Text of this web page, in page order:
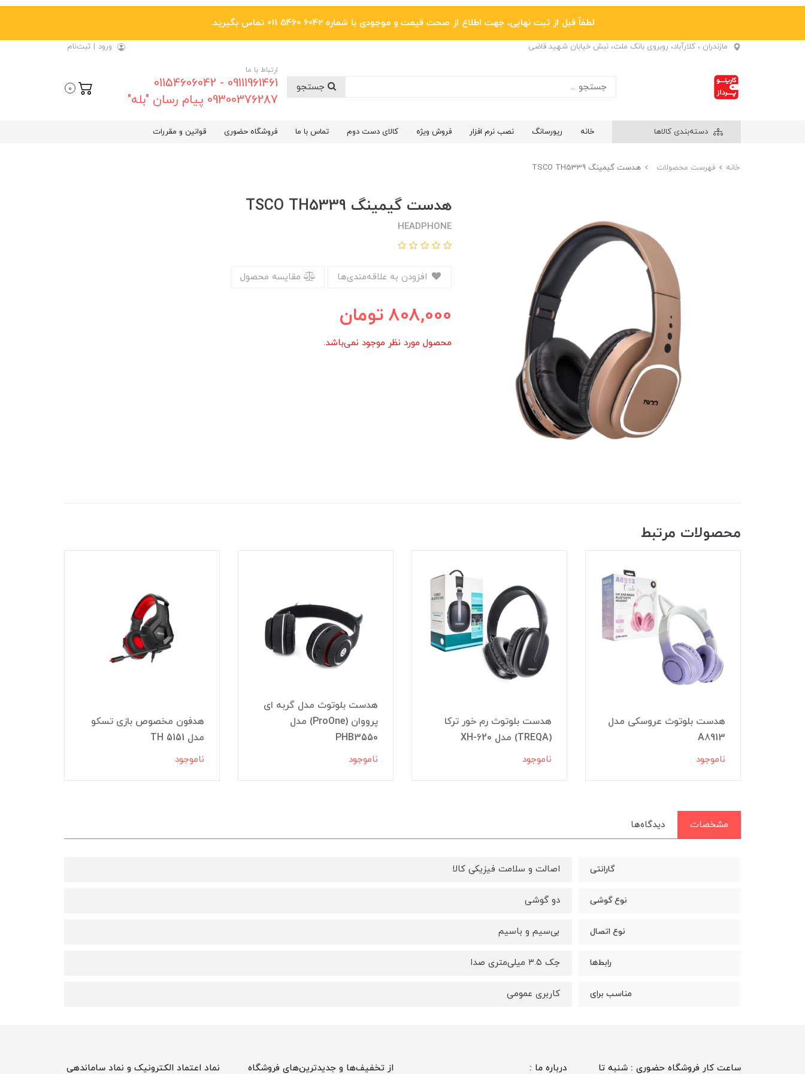
لطفاً قبل از ثبت نهایی، جهت اطلاع از صحت قیمت و موجودی با شماره 6042 5460 011 تماس بگیرید.
مازندران ، کلارآباد، روبروی بانک ملت، نبش خیابان شهید قاضی ورود | ثبت‌نام
ارتباط با ما
09111961461 - 01154606042
09300376287 پیام رسان "بله"
0
دسته‌بندی کالاها خانه ریورسانگ نصب نرم افزار فروش ویژه کالای دست دوم تماس با ما فروشگاه حضوری قوانین و مقررات
خانه فهرست محصولات هدست گیمینگ TSCO TH5339
هدست گیمینگ TSCO TH5339
HEADPHONE
مقایسه محصول
808,000 تومان
محصول مورد نظر موجود نمی‌باشد.
محصولات مرتبط
هدست بلوتوث عروسکی مدل
A8913
ناموجود
هدست بلوتوث رم خور ترکا
(TREQA) مدل XH-620
ناموجود
هدست بلوتوث مدل گربه ای
پرووان (ProOne) مدل
PHB3550
ناموجود
هدفون مخصوص بازی تسکو
مدل TH 5151
ناموجود
مشخصات دیدگاه‌ها
گارانتی اصالت و سلامت فیزیکی کالا
نوع گوشی دو گوشی
نوع اتصال بی‌سیم و باسیم
رابط‌ها جک ۳.۵ میلی‌متری صدا
مناسب برای کاربری عمومی
ساعت کار فروشگاه حضوری : شنبه تا درباره ما : از تخفیف‌ها و جدیدترین‌های فروشگاه نماد اعتماد الکترونیک و نماد ساماندهی